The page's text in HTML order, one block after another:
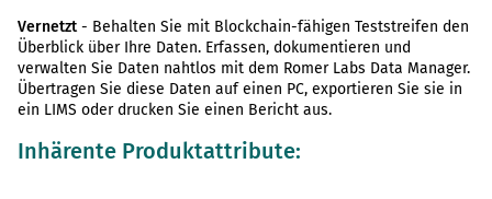
Vernetzt- Behalten Sie mit Blockchain-fähigen Teststreifen den
Überblick über Ihre Daten. Erfassen, dokumentieren und
verwalten Sie Daten nahtlos mit dem Romer Labs Data Manager.
Übertragen Sie diese Daten auf einen PC, exportieren Sie sie in
ein LIMS oder drucken Sie einen Bericht aus.
Inhärente Produktattribute: